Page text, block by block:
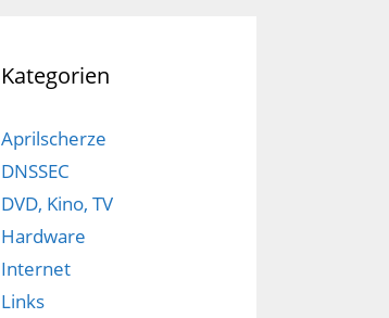
Kategorien
Aprilscherze
DNSSEC
DVD, Kino, TV
Hardware
Internet
Links